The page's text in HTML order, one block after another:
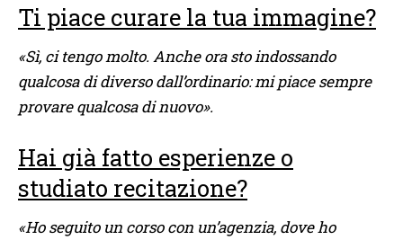
Ti piace curare la tua immagine?
«Sì, ci tengo molto. Anche ora sto indossando
qualcosa di diverso dall’ordinario: mi piace sempre
provare qualcosa di nuovo».
Hai già fatto esperienze o
studiato recitazione?
«Ho seguito un corso con un’agenzia, dove ho